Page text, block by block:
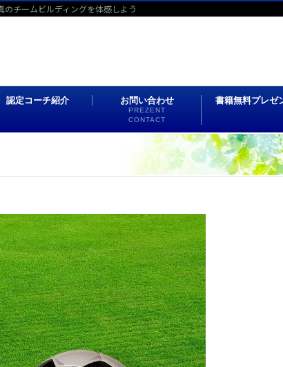
チームビルディングを体感しよう
認定コーチ紹介 お問い合わせ
PREZENT
CONTACT
書籍無料プレゼ